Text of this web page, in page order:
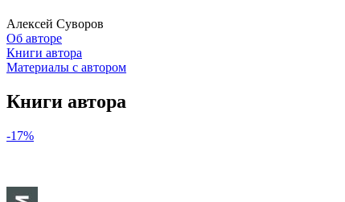
Алексей Суворов
Об авторе
Книги автора
Материалы с автором
Книги автора
-17%